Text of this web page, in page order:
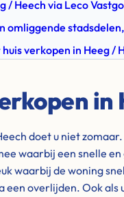
/ Heech via Leco
omliggende
verkopen in Heeg /
in
doet u niet
waarbij een snelle
waarbij de woning
overlijden. Ook als